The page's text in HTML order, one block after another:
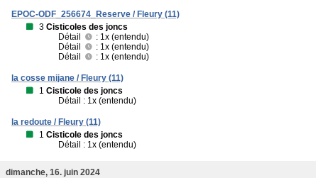
EPOC-ODF_256674_Reserve / Fleury (11)
3 Cisticoles des joncs
Détail
: 1x (entendu)
Détail
: 1x (entendu)
Détail
: 1x (entendu)
la cosse mijane / Fleury (11)
1 Cisticole des joncs
Détail : 1x (entendu)
la redoute / Fleury (11)
1 Cisticole des joncs
Détail : 1x (entendu)
dimanche, 16. juin 2024